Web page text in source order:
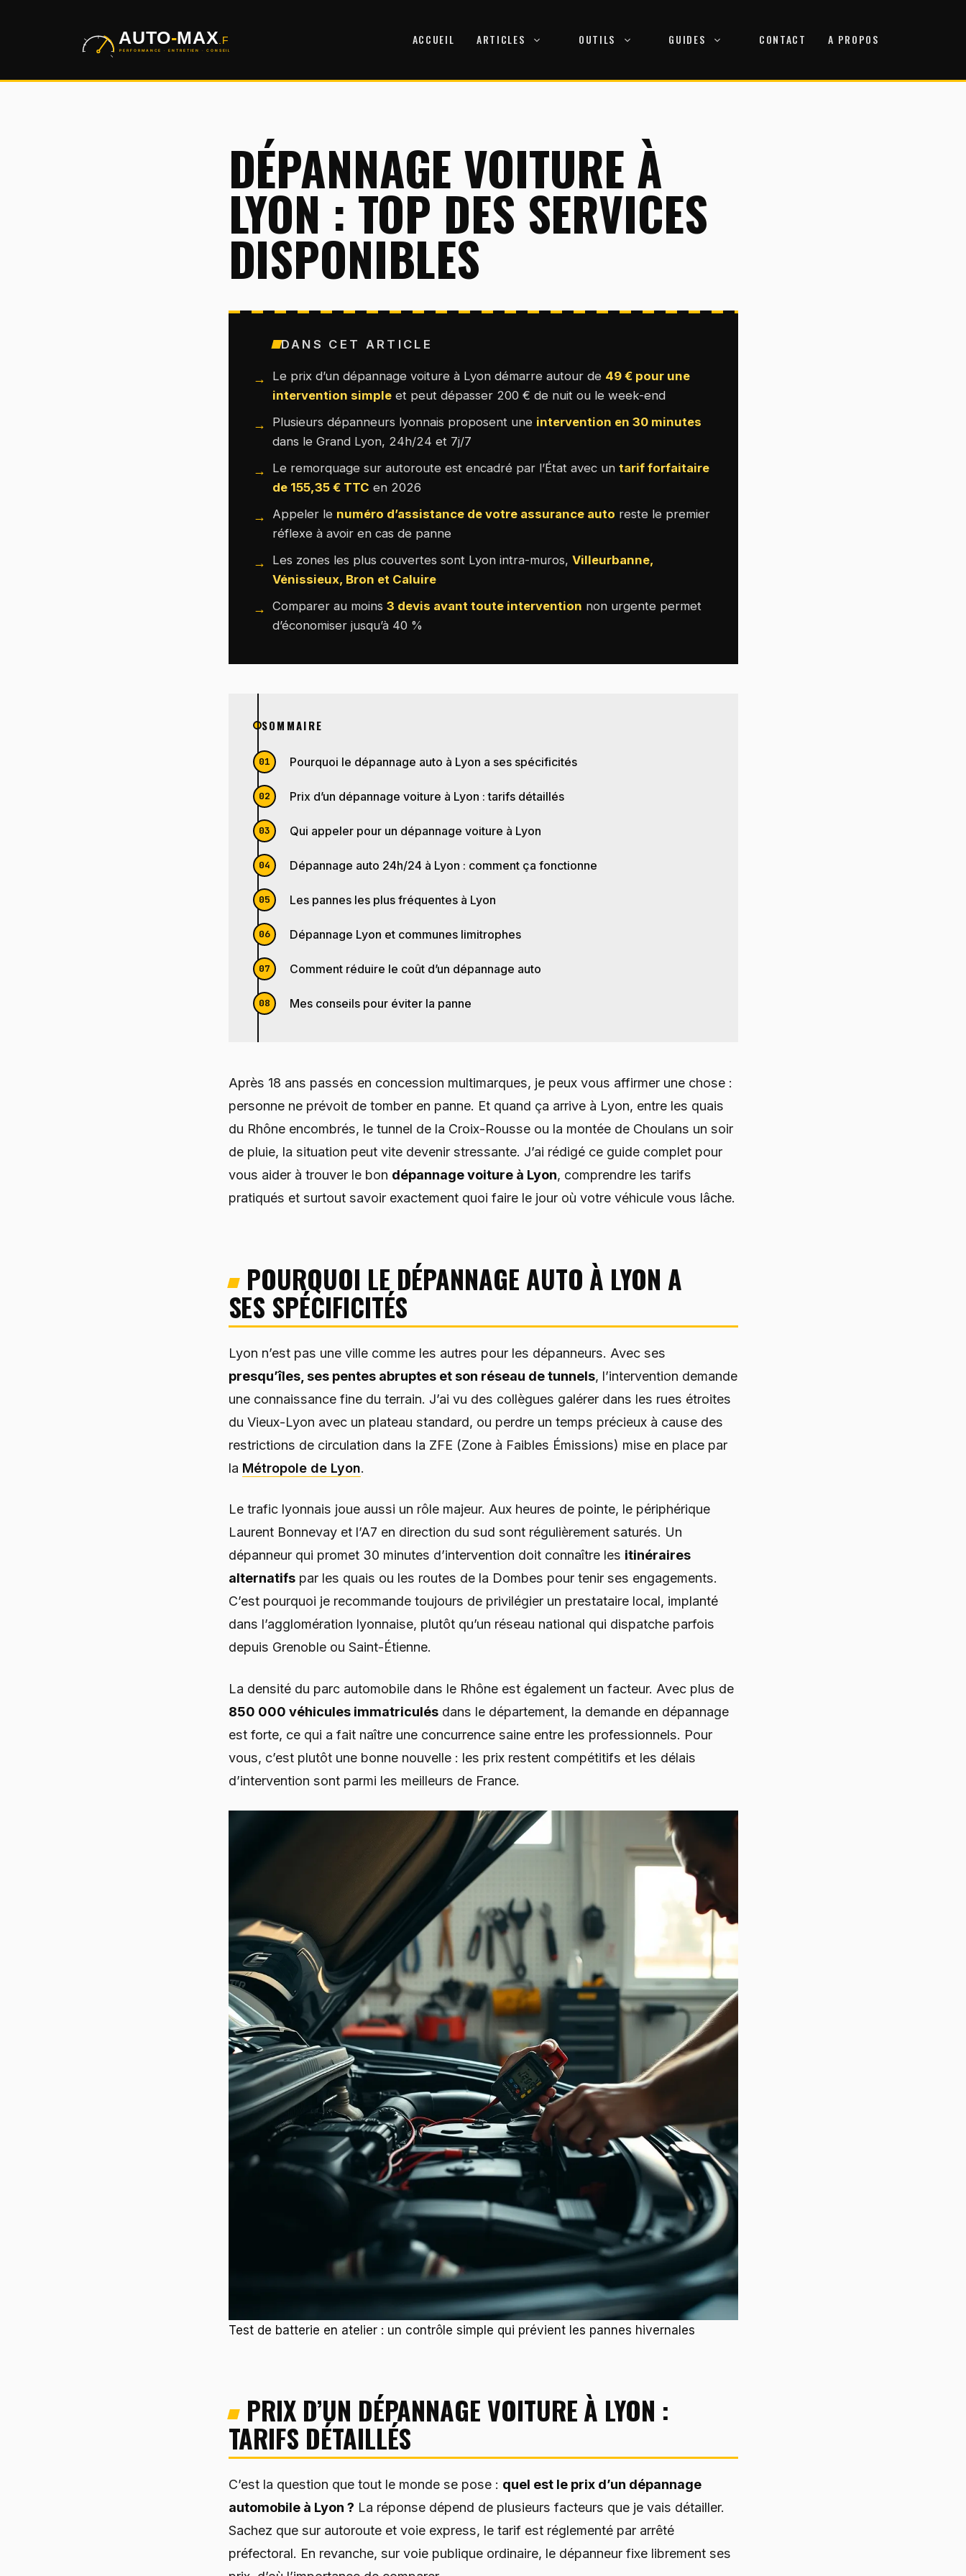
ACCUEIL ARTICLES OUTILS GUIDES CONTACT A PROPOS
DÉPANNAGE VOITURE À
LYON : TOP DES SERVICES
DISPONIBLES
DANS CET ARTICLE
Le prix d’un dépannage voiture à Lyon démarre autour de 49 € pour une
intervention simpleet peut dépasser 200 € de nuit ou le week-end
Plusieurs dépanneurs lyonnais proposent une intervention en 30 minutes
dans le Grand Lyon, 24h/24 et 7j/7
Le remorquage sur autoroute est encadré par l’État avec un tarif forfaitaire
de 155,35 € TTC en 2026
Appeler le numéro d’assistance de votre assurance auto reste le premier
réflexe à avoir en cas de panne
Les zones les plus couvertes sont Lyon intra-muros, Villeurbanne,
Vénissieux, Bron et Caluire
Comparer au moins 3 devis avant toute intervention non urgente permet
d’économiser jusqu’à 40 %
SOMMAIRE
Pourquoi le dépannage auto à Lyon a ses spécificités
Prix d’un dépannage voiture à Lyon : tarifs détaillés
Qui appeler pour un dépannage voiture à Lyon
Dépannage auto 24h/24 à Lyon : comment ça fonctionne
Les pannes les plus fréquentes à Lyon
Dépannage Lyon et communes limitrophes
Comment réduire le coût d’un dépannage auto
Mes conseils pour éviter la panne
Après 18 ans passés en concession multimarques, je peux vous affirmer une chose :
personne ne prévoit de tomber en panne. Et quand ça arrive à Lyon, entre les quais
du Rhône encombrés, le tunnel de la Croix-Rousse ou la montée de Choulans un soir
de pluie, la situation peut vite devenir stressante. J’ai rédigé ce guide complet pour
vous aider à trouver le bon dépannage voiture à Lyon, comprendre les tarifs
pratiqués et surtout savoir exactement quoi faire le jour où votre véhicule vous lâche.
POURQUOI LE DÉPANNAGE AUTO À LYON A
SES SPÉCIFICITÉS
Lyon n’est pas une ville comme les autres pour les dépanneurs. Avec ses
presqu’îles, ses pentes abruptes et son réseau de tunnels, l’intervention demande
une connaissance fine du terrain. J’ai vu des collègues galérer dans les rues étroites
du Vieux-Lyon avec un plateau standard, ou perdre un temps précieux à cause des
restrictions de circulation dans la ZFE (Zone à Faibles Émissions) mise en place par
la Métropole de Lyon.
Le trafic lyonnais joue aussi un rôle majeur. Aux heures de pointe, le périphérique
Laurent Bonnevay et l’A7 en direction du sud sont régulièrement saturés. Un
dépanneur qui promet 30 minutes d’intervention doit connaître les itinéraires
alternatifspar les quais ou les routes de la Dombes pour tenir ses engagements.
C’est pourquoi je recommande toujours de privilégier un prestataire local, implanté
dans l’agglomération lyonnaise, plutôt qu’un réseau national qui dispatche parfois
depuis Grenoble ou Saint-Étienne.
La densité du parc automobile dans le Rhône est également un facteur. Avec plus de
850 000 véhicules immatriculésdans le département, la demande en dépannage
est forte, ce qui a fait naître une concurrence saine entre les professionnels. Pour
vous, c’est plutôt une bonne nouvelle : les prix restent compétitifs et les délais
d’intervention sont parmi les meilleurs de France.
Test de batterie en atelier : un contrôle simple qui prévient les pannes hivernales
PRIX D’UN DÉPANNAGE VOITURE À LYON :
TARIFS DÉTAILLÉS
C’est la question que tout le monde se pose : quel est le prix d’un dépannage
automobile à Lyon ? La réponse dépend de plusieurs facteurs que je vais détailler.
Sachez que sur autoroute et voie express, le tarif est réglementé par arrêté
préfectoral. En revanche, sur voie publique ordinaire, le dépanneur fixe librement ses